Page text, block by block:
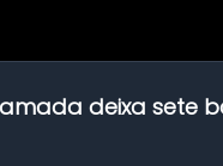
deixa sete